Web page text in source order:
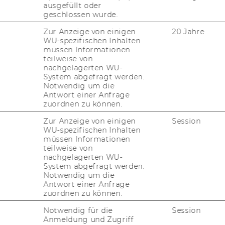
gemäß § 2 (8) der Bi­blio­theks­ord­nung
durch das Rek­to­rat am
zur Ent­leh­nung, zur Teil­nah­me an
für den Zu­gang zu den Recherche-​PCs.
ist für alle WU-​Angehörigen
ös­ter­rei­chi­scher Uni­ver­si­tä­ten, Fach­
ausgefüllt oder
geschlossen wurde.
Zur Anzeige von einigen
WU-spezifischen Inhalten
müssen Informationen
teilweise von
nachgelagerten WU-
System abgefragt werden.
Notwendig um die
Antwort einer Anfrage
zuordnen zu können.
20 Jahre
Zur Anzeige von einigen
WU-spezifischen Inhalten
müssen Informationen
teilweise von
nachgelagerten WU-
System abgefragt werden.
Notwendig um die
Antwort einer Anfrage
zuordnen zu können.
Session
Notwendig für die
Anmeldung und Zugriff
Session